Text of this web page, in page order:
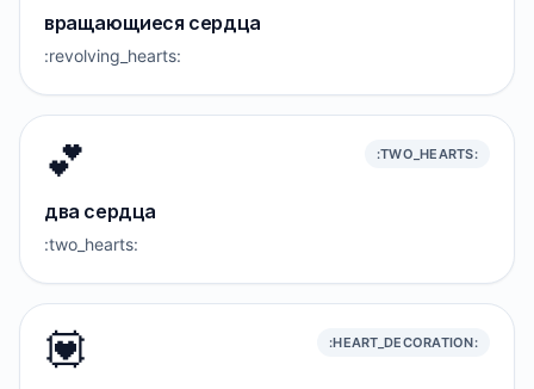
вращающиеся сердца
:revolving_hearts:
💕 :TWO_HEARTS:
два сердца
:two_hearts:
💟 :HEART_DECORATION: